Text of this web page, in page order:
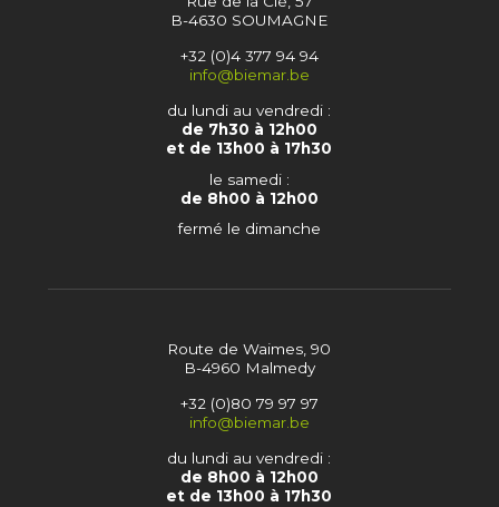
B-4630 SOUMAGNE
+32 (0)4 377 94 94
info@biemar.be
du lundi au vendredi :
de 7h30 à 12h00
et de 13h00 à 17h30
le samedi :
de 8h00 à 12h00
fermé le dimanche
Route de Waimes, 90
B-4960 Malmedy
+32 (0)80 79 97 97
info@biemar.be
du lundi au vendredi :
de 8h00 à 12h00
et de 13h00 à 17h30